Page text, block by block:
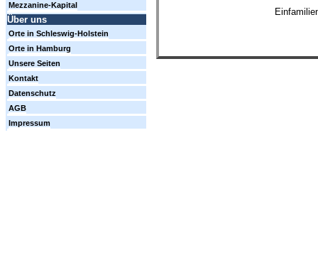
Mezzanine-Kapital
Über uns
Orte in Schleswig-Holstein
Orte in Hamburg
Unsere Seiten
Kontakt
Datenschutz
AGB
Impressum